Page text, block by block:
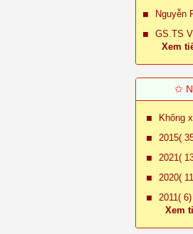
Nguyễn
GS.TS
Xem
✩
Không
2015(
2021(
2020(
2011( 6)
Xem